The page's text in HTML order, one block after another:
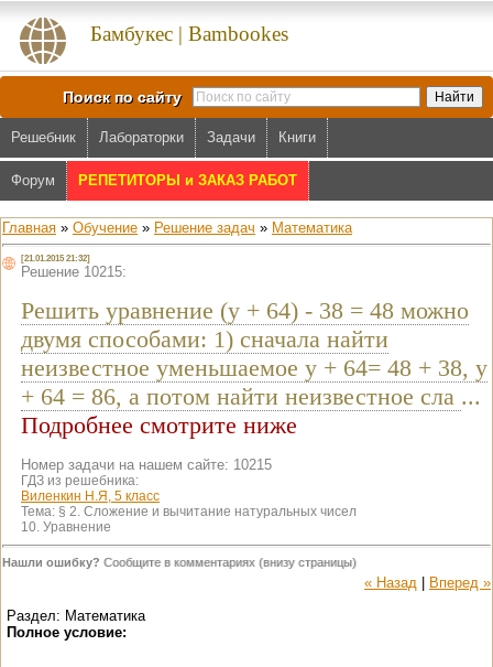
Бамбукес | Bambookes
Поиск по сайту
Решебник Лабораторки Задачи Книги
Форум РЕПЕТИТОРЫ и ЗАКАЗ РАБОТ
Главная » Обучение » Решение задач » Математика
[21.01.2015 21:32]
Решение 10215:
Решить уравнение (y + 64) - 38 = 48 можно
двумя способами: 1) сначала найти
неизвестное уменьшаемое y + 64= 48 + 38, y
+ 64 = 86, а потом найти неизвестное сла ...
Подробнее смотрите ниже
Номер задачи на нашем сайте: 10215
ГДЗ из решебника:
Виленкин Н.Я, 5 класс
Тема: § 2. Сложение и вычитание натуральных чисел
10. Уравнение
Нашли ошибку? Сообщите в комментариях (внизу страницы)
« Назад
Вперед »
Раздел: Математика
Полное условие: